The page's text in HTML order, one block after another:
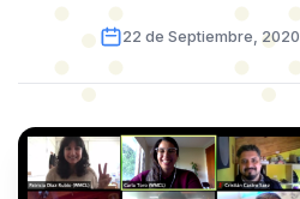
22 de Septiembre, 2020